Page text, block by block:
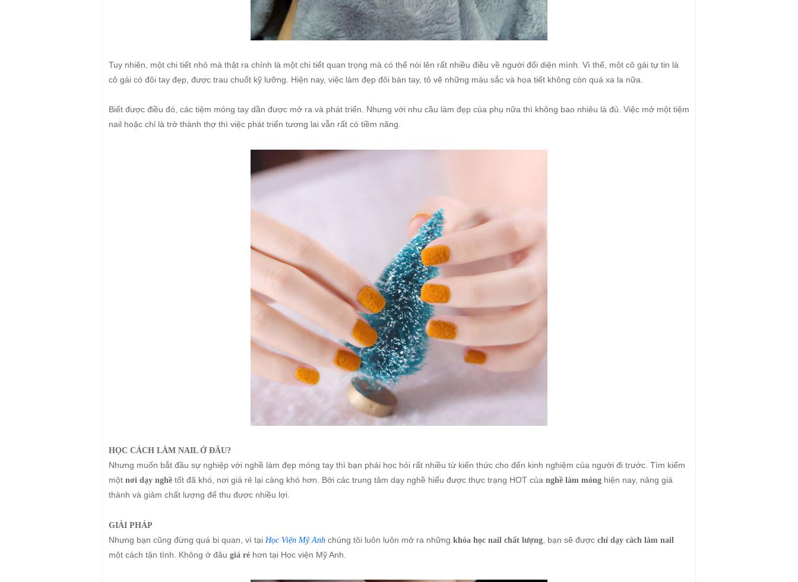
Tuy nhiên, một chi tiết nhỏ mà thật ra chính là một chi tiết quan trọng mà có thể nói lên rất nhiều điều về người đối diện mình. Vì thế, một cô gái tự tin là
cô gái có đôi tay đẹp, được trau chuốt kỹ lưỡng. Hiện nay, việc làm đẹp đôi bàn tay, tô vẽ những màu sắc và họa tiết không còn quá xa la nữa.
Biết được điều đó, các tiệm móng tay dần được mở ra và phát triển. Nhưng với nhu cầu làm đẹp của phụ nữa thì không bao nhiêu là đủ. Việc mở một tiệm
nail hoặc chỉ là trở thành thợ thì việc phát triển tương lai vẫn rất có tiềm năng.
HỌC CÁCH LÀM NAIL Ở ĐÂU?
Nhưng muốn bắt đầu sự nghiệp với nghề làm đẹp móng tay thì bạn phải học hỏi rất nhiều từ kiến thức cho đến kinh nghiệm của người đi trước. Tìm kiếm
một nơi dạy nghề tốt đã khó, nơi giá rẻ lại càng khó hơn. Bởi các trung tâm dạy nghề hiểu được thực trạng HOT của nghề làm móng hiện nay, nâng giá
thành và giảm chất lượng để thu được nhiều lợi.
GIẢI PHÁP
Nhưng bạn cũng đừng quá bi quan, vì tại Học Viện Mỹ Anh chúng tôi luôn luôn mở ra những khóa học nail chất lượng, bạn sẽ được chỉ dạy cách làm nail
một cách tận tình. Không ở đâu giá rẻ hơn tại Học viện Mỹ Anh.